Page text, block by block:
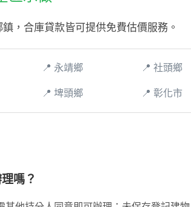
，合庫貸款皆可提供免費估價服務。
📍 永靖鄉 📍 社頭鄉
📍 埤頭鄉 📍 彰化市
嗎？